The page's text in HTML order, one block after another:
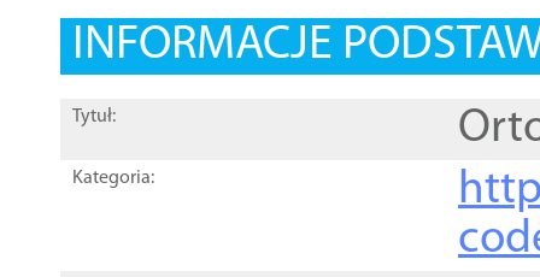
INFORMACJE
Tytuł:
Kategoria: